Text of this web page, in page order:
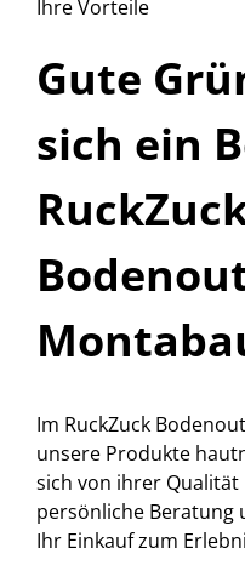
Ihre Vorteile
Gute
sich ein
Im RuckZuck
unsere Produkte
sich von ihrer
persönliche Beratung
Ihr Einkauf zum